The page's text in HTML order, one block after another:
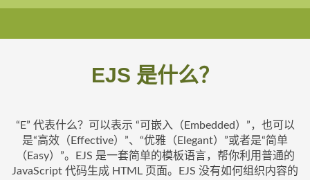
EJS 是什么？
“E” 代表什么？可以表示 “可嵌入（Embedded）”，也可以
是“高效（Effective）”、“优雅（Elegant）”或者是“简单
（Easy）”。EJS 是一套简单的模板语言，帮你利用普通的
JavaScript 代码生成 HTML 页面。EJS 没有如何组织内容的